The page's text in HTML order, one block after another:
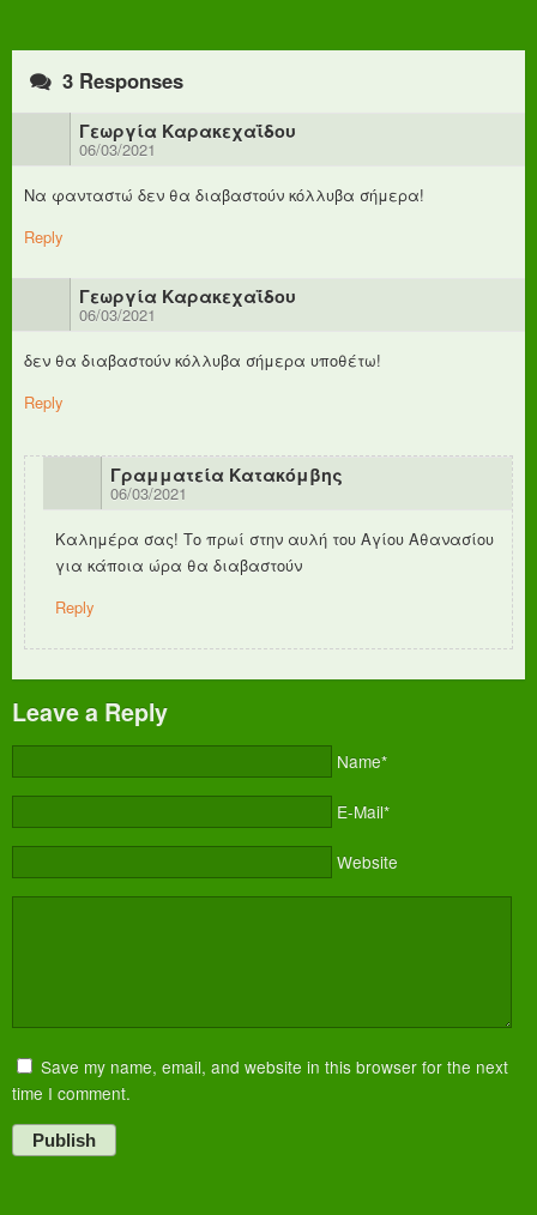
3 Responses
Γεωργία Καρακεχαΐδου
06/03/2021
Να φανταστώ δεν θα διαβαστούν κόλλυβα σήμερα!
Reply
Γεωργία Καρακεχαΐδου
06/03/2021
δεν θα διαβαστούν κόλλυβα σήμερα υποθέτω!
Reply
Γραμματεία Κατακόμβης
06/03/2021
Καλημέρα σας! Το πρωί στην αυλή του Αγίου Αθανασίου
για κάποια ώρα θα διαβαστούν
Reply
Leave a Reply
Name*
E-Mail*
Website
Save my name, email, and website in this browser for the next
time I comment.
Publish